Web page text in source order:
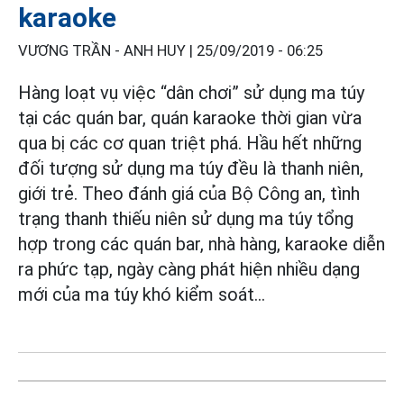
karaoke
VƯƠNG TRẦN - ANH HUY | 25/09/2019 - 06:25
Hàng loạt vụ việc “dân chơi” sử dụng ma túy
tại các quán bar, quán karaoke thời gian vừa
qua bị các cơ quan triệt phá. Hầu hết những
đối tượng sử dụng ma túy đều là thanh niên,
giới trẻ. Theo đánh giá của Bộ Công an, tình
trạng thanh thiếu niên sử dụng ma túy tổng
hợp trong các quán bar, nhà hàng, karaoke diễn
ra phức tạp, ngày càng phát hiện nhiều dạng
mới của ma túy khó kiểm soát...